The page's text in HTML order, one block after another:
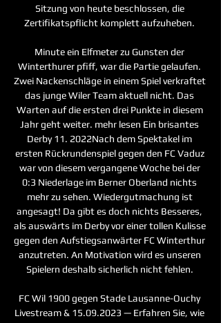
Sitzung von heute beschlossen, die
Zertifikatspflicht komplett aufzuheben.
Minute ein Elfmeter zu Gunsten der
Winterthurer pfiff, war die Partie gelaufen.
Zwei Nackenschläge in einem Spiel verkraftet
das junge Wiler Team aktuell nicht. Das
Warten auf die ersten drei Punkte in diesem
Jahr geht weiter. mehr lesen Ein brisantes
Derby 11. 2022Nach dem Spektakel im
ersten Rückrundenspiel gegen den FC Vaduz
war von diesem vergangene Woche bei der
0:3 Niederlage im Berner Oberland nichts
mehr zu sehen. Wiedergutmachung ist
angesagt! Da gibt es doch nichts Besseres,
als auswärts im Derby vor einer tollen Kulisse
gegen den Aufstiegsanwärter FC Winterthur
anzutreten. An Motivation wird es unseren
Spielern deshalb sicherlich nicht fehlen.
FC Wil 1900 gegen Stade Lausanne-Ouchy
Livestream & 15.09.2023 — Erfahren Sie, wie